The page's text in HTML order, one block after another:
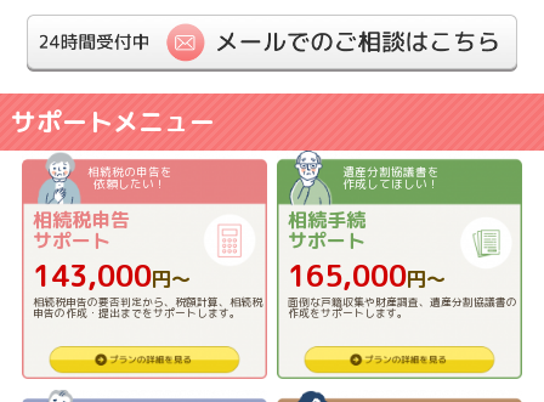
サポートメニュー
相続税の申告を
依頼したい！
相続税申告
サポート
143,000円〜
相続税申告の要否判定から、税額計算、相続税
申告の作成・提出までをサポートします。
遺産分割協議書を
作成してほしい！
相続手続
サポート
165,000円〜
面倒な戸籍収集や財産調査、遺産分割協議書の
作成をサポートします。